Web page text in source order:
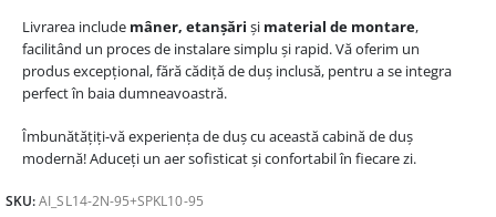
Livrarea include mâner, etanșări și material de montare,
facilitând un proces de instalare simplu și rapid. Vă oferim un
produs excepțional, fără cădiță de duș inclusă, pentru a se integra
perfect în baia dumneavoastră.
Îmbunătățiți-vă experiența de duș cu această cabină de duș
modernă! Aduceți un aer sofisticat și confortabil în fiecare zi.
SKU:AI_SL14-2N-95+SPKL10-95